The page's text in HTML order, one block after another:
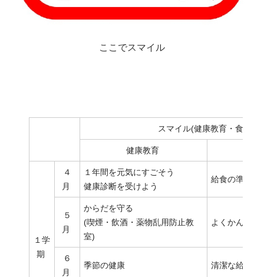
ここでスマイル
スマイル(健康教育・食育)
健康教育
１学
期
４
月
１年間を元気にすごそう
健康診断を受けよう
給食の準備を
５
月
からだを守る
(​喫煙・飲酒・薬物乱用防止教
室)
よくかんで
６
月
季節の健康 清潔な給食